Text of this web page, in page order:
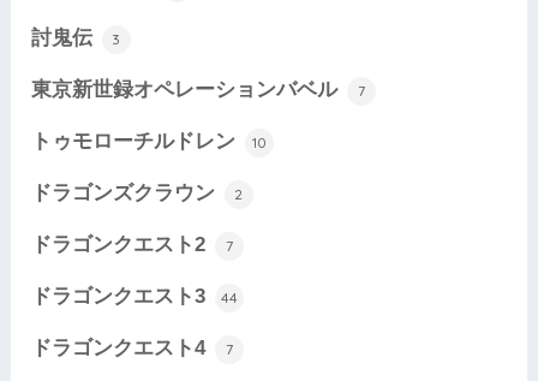
討鬼伝 3
東京新世録オペレーションバベル 7
トゥモローチルドレン 10
ドラゴンズクラウン 2
ドラゴンクエスト2 7
ドラゴンクエスト3 44
ドラゴンクエスト4 7